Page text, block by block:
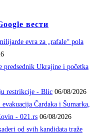
вести
evra za „rafale“ pola
Ukrajine i početka
restrikcije - Blic 06/08/2026
Čardaka i Šumarka,
- 021.rs 06/08/2026
od svih kandidata traže